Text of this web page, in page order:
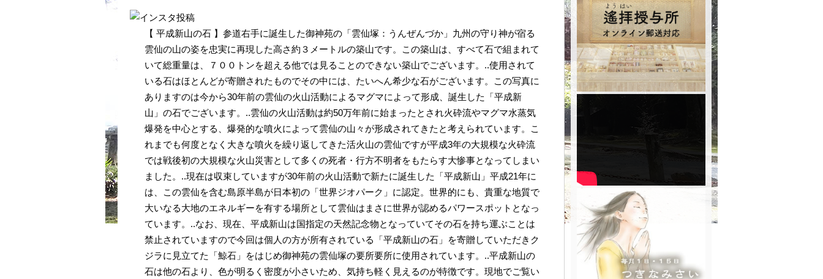
【 平成新山の石 】参道右手に誕生した御神苑の「雲仙塚：うんぜんづか」九州の守り神が宿る
雲仙の山の姿を忠実に再現した高さ約３メートルの築山です。この築山は、すべて石で組まれて
いて総重量は、７００トンを超える他では見ることのできない築山でございます。..使用されて
いる石はほとんどが寄贈されたものでその中には、たいへん希少な石がございます。この写真に
ありますのは今から30年前の雲仙の火山活動によるマグマによって形成、誕生した「平成新
山」の石でございます。..雲仙の火山活動は約50万年前に始まったとされ火砕流やマグマ水蒸気
爆発を中心とする、爆発的な噴火によって雲仙の山々が形成されてきたと考えられています。こ
れまでも何度となく大きな噴火を繰り返してきた活火山の雲仙ですが平成3年の大規模な火砕流
では戦後初の大規模な火山災害として多くの死者・行方不明者をもたらす大惨事となってしまい
ました。..現在は収束していますが30年前の火山活動で新たに誕生した「平成新山」平成21年に
は、この雲仙を含む島原半島が日本初の「世界ジオパーク」に認定。世界的にも、貴重な地質で
大いなる大地のエネルギーを有する場所として雲仙はまさに世界が認めるパワースポットとなっ
ています。..なお、現在、平成新山は国指定の天然記念物となっていてその石を持ち運ぶことは
禁止されていますので今回は個人の方が所有されている「平成新山の石」を寄贈していただきク
ジラに見立てた「鯨石」をはじめ御神苑の雲仙塚の要所要所に使用されています。..平成新山の
石は他の石より、色が明るく密度が小さいため、気持ち軽く見えるのが特徴です。現地でご覧い